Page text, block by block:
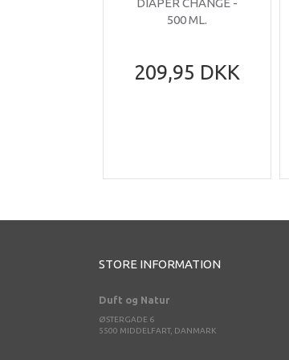
500 ML.
209,95 DKK
STORE INFORMATION
Duft og Natur
ØSTERGADE 6
5500 MIDDELFART, DANMARK